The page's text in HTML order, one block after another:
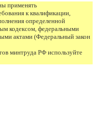
применять
к квалификации,
определенной
кодексом, федеральными
актами (Федеральный закон
минтруда РФ используйте